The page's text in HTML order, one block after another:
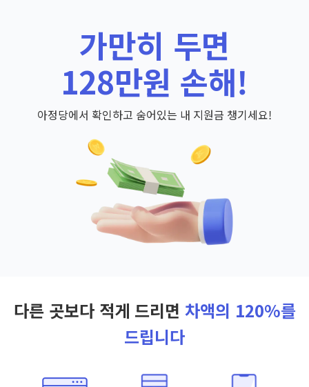
가만히 두면
128만원 손해!
아정당에서 확인하고 숨어있는 내 지원금 챙기세요!
다른 곳보다 적게 드리면 차액의 120%를
드립니다